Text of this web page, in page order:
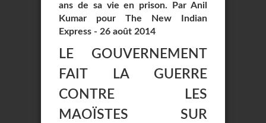
ans de sa vie en prison. Par Anil
Kumar pour The New Indian
Express - 26 août 2014
LE GOUVERNEMENT
FAIT LA GUERRE
CONTRE LES
MAOÏSTES SUR